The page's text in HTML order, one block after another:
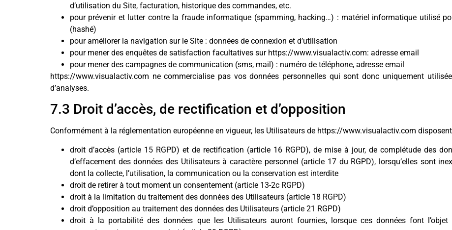
d’utilisation du Site, facturation, historique des commandes, etc.
pour prévenir et lutter contre la fraude informatique (spamming, hacking…) : matériel informatique utilisé
(hashé)
pour améliorer la navigation sur le Site : données de connexion et d’utilisation
pour mener des enquêtes de satisfaction facultatives sur https://www.visualactiv.com: adresse email
pour mener des campagnes de communication (sms, mail) : numéro de téléphone, adresse email
https://www.visualactiv.com ne commercialise pas vos données personnelles qui sont donc uniquement
d’analyses.
7.3 Droit d’accès, de rectification et d’opposition
Conformément à la réglementation européenne en vigueur, les Utilisateurs de https://www.visualactiv.com
droit d’accès (article 15 RGPD) et de rectification (article 16 RGPD), de mise à jour, de complétude des
d’effacement des données des Utilisateurs à caractère personnel (article 17 du RGPD), lorsqu’elles sont
dont la collecte, l’utilisation, la communication ou la conservation est interdite
droit de retirer à tout moment un consentement (article 13-2c RGPD)
droit à la limitation du traitement des données des Utilisateurs (article 18 RGPD)
droit d’opposition au traitement des données des Utilisateurs (article 21 RGPD)
droit à la portabilité des données que les Utilisateurs auront fournies, lorsque ces données font